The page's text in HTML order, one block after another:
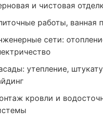
и чистовая
работы, ванная
сети:
утепление,
кровли и